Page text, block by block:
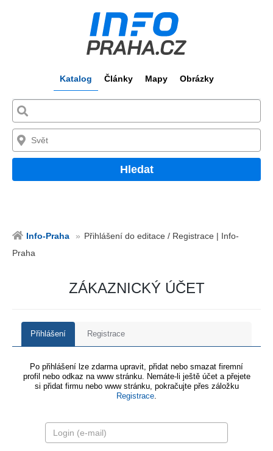
Katalog Články Mapy Obrázky
Hledat
Info-Praha
Přihlášení do editace / Registrace | Info-
Praha
ZÁKAZNICKÝ ÚČET
Přihlášení Registrace
Po přihlášení lze zdarma upravit, přidat nebo smazat firemní
profil nebo odkaz na www stránku. Nemáte-li ještě účet a přejete
si přidat firmu nebo www stránku, pokračujte přes záložku
Registrace.